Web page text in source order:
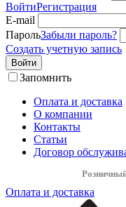
ВойтиРегистрация
E-mail
ПарольЗабыли пароль?
Создать учетную запись
Войти
Запомнить
Оплата и доставка
О компании
Контакты
Статьи
Договор
Оплата и доставка